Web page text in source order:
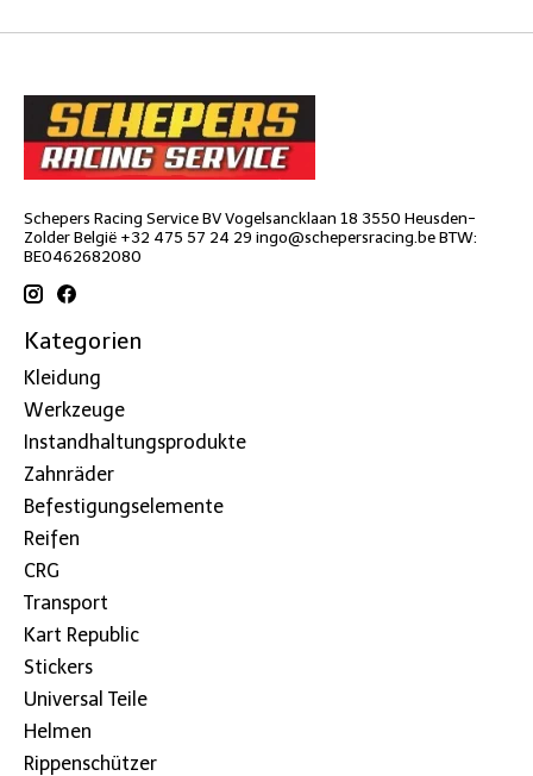
Schepers Racing Service BV Vogelsancklaan 18 3550 Heusden-
Zolder België +32 475 57 24 29 ingo@schepersracing.beBTW:
BE0462682080
Kategorien
Kleidung
Werkzeuge
Instandhaltungsprodukte
Zahnräder
Befestigungselemente
Reifen
CRG
Transport
Kart Republic
Stickers
Universal Teile
Helmen
Rippenschützer